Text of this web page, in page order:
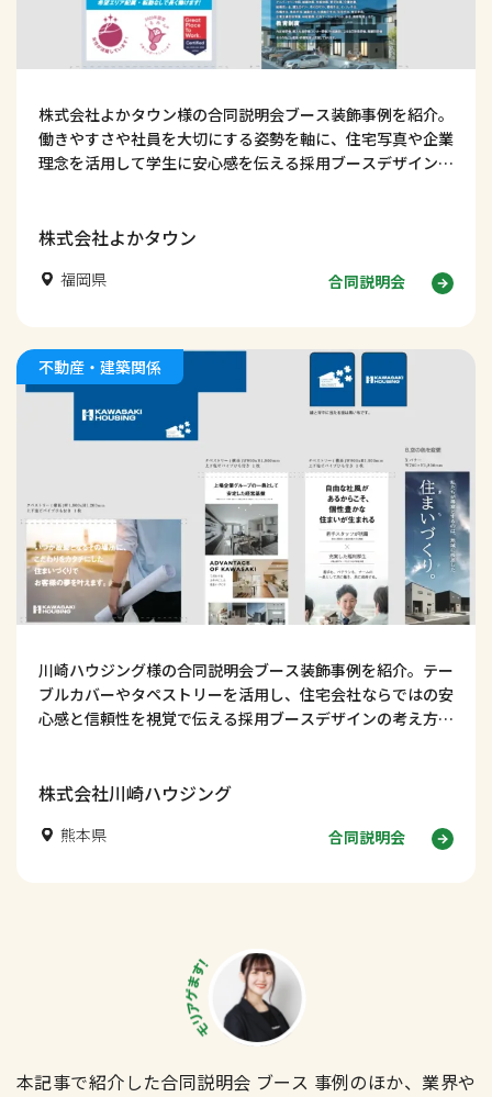
株式会社よかタウン様の合同説明会ブース装飾事例を紹介。
働きやすさや社員を大切にする姿勢を軸に、住宅写真や企業
理念を活用して学生に安心感を伝える採用ブースデザインを
株式会社よかタウン
福岡県 合同説明会
不動産・建築関係
川崎ハウジング様の合同説明会ブース装飾事例を紹介。テー
ブルカバーやタペストリーを活用し、住宅会社ならではの安
心感と信頼性を視覚で伝える採用ブースデザインの考え方を
株式会社川崎ハウジング
熊本県 合同説明会
本記事で紹介した合同説明会 ブース 事例のほか、業界や